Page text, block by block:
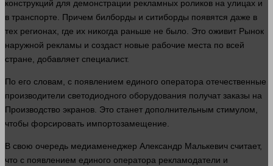
конструкций для демонстрации рекламных роликов на улицах и
в транспорте. Причем билборды и ситиборды появятся даже в
тех регионах, где их никогда раньше не было. Это оживит Рынок
наружной рекламы и создаст новые рабочие места по всей
стране, добавляет специалист.
По его словам, с появлением единого оператора отечественные
производители светодиодного оборудования получат заказы на
Производство экранов. Это станет дополнительным стимулом,
чтобы форсировать импортозамещение.
В свою очередь медиаменеджер Александр Малькевич считает,
что с появлением единого оператора рекламодатели и